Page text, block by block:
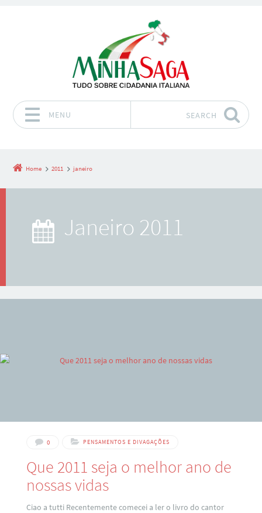
MENU SEARCH
Home 2011 janeiro
janeiro 2011
0 PENSAMENTOS E DIVAGAÇÕES
Que 2011 seja o melhor ano de
nossas vidas
Ciao a tutti Recentemente comecei a ler o livro do cantor